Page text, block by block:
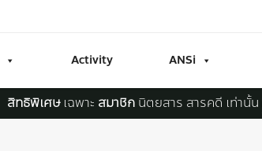
Activity ANSi
สิทธิพิเศษเฉพาะ สมาชิกนิตยสาร สารคดี เท่านั้น